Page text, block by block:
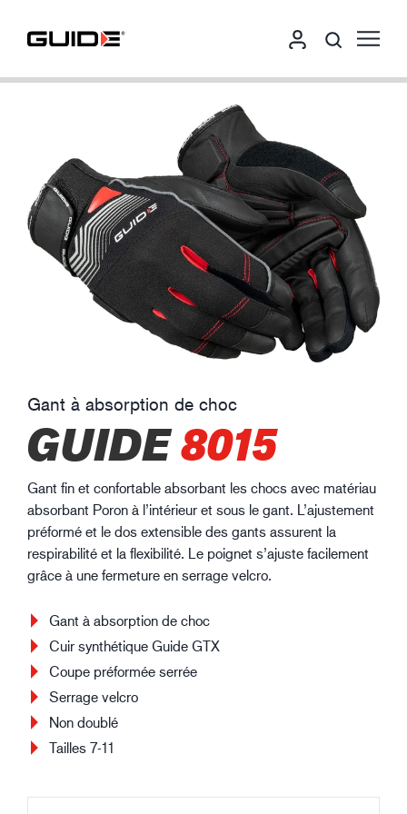
Gant à absorption de choc
GUIDE8015
Gant fin et confortable absorbant les chocs avec matériau
absorbant Poron à l’intérieur et sous le gant. L’ajustement
préformé et le dos extensible des gants assurent la
respirabilité et la flexibilité. Le poignet s’ajuste facilement
grâce à une fermeture en serrage velcro.
Gant à absorption de choc
Cuir synthétique Guide GTX
Coupe préformée serrée
Serrage velcro
Non doublé
Tailles 7-11